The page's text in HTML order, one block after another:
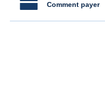
Comment payer